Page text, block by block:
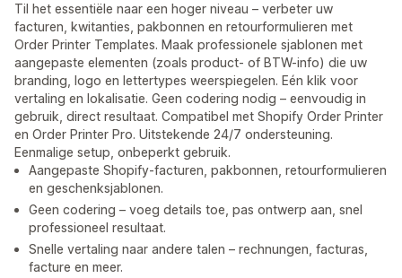
Til het essentiële naar een hoger niveau – verbeter uw
facturen, kwitanties, pakbonnen en retourformulieren met
Order Printer Templates. Maak professionele sjablonen met
aangepaste elementen (zoals product- of BTW-info) die uw
branding, logo en lettertypes weerspiegelen. Eén klik voor
vertaling en lokalisatie. Geen codering nodig – eenvoudig in
gebruik, direct resultaat. Compatibel met Shopify Order Printer
en Order Printer Pro. Uitstekende 24/7 ondersteuning.
Eenmalige setup, onbeperkt gebruik.
Aangepaste Shopify-facturen, pakbonnen, retourformulieren
en geschenksjablonen.
Geen codering – voeg details toe, pas ontwerp aan, snel
professioneel resultaat.
Snelle vertaling naar andere talen – rechnungen, facturas,
facture en meer.